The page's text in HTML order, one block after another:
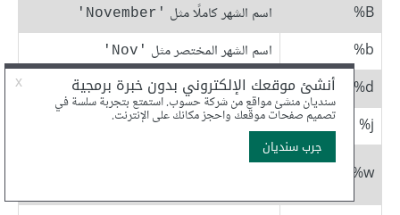
‎%B اسم الشهر كاملًا مثل 'November'
‎%b اسم الشهر المختصر مثل 'Nov'
‎%d يوم من الشهر من '01' إلى'31'
‎%j يوم من السنة من إلى
‎%w يوم من الأسبوع من